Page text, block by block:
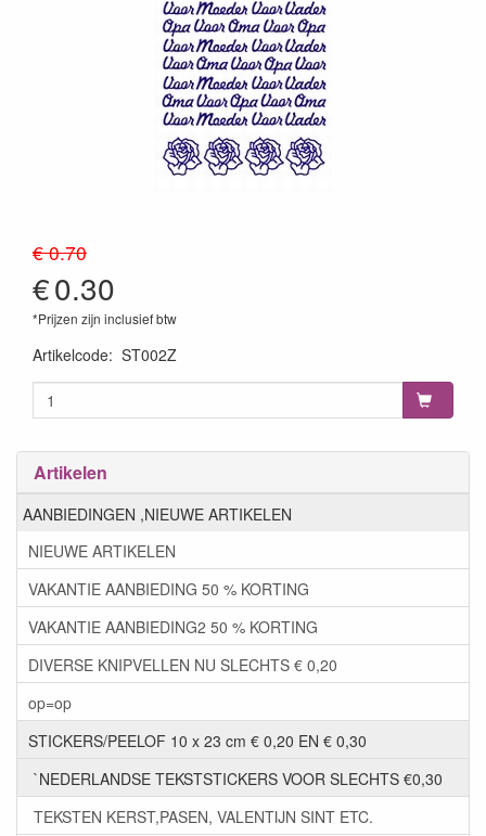
€ 0.70
€0.30
*Prijzen zijn inclusief btw
Artikelcode: ST002Z
Artikelen
AANBIEDINGEN ,NIEUWE ARTIKELEN
NIEUWE ARTIKELEN
VAKANTIE AANBIEDING 50 % KORTING
VAKANTIE AANBIEDING2 50 % KORTING
DIVERSE KNIPVELLEN NU SLECHTS € 0,20
op=op
STICKERS/PEELOF 10 x 23 cm € 0,20 EN € 0,30
`NEDERLANDSE TEKSTSTICKERS VOOR SLECHTS €0,30
TEKSTEN KERST,PASEN, VALENTIJN SINT ETC.